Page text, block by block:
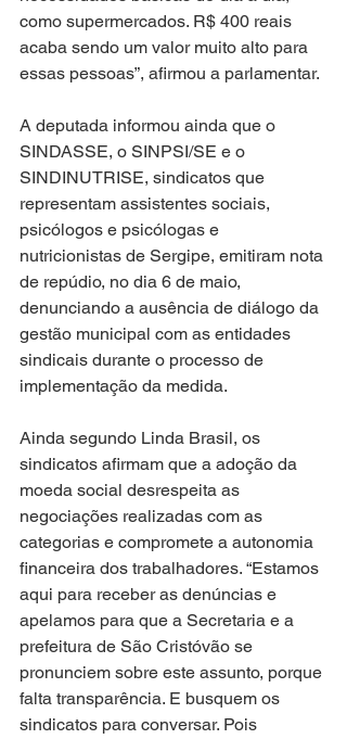
como supermercados. R$ 400 reais
acaba sendo um valor muito alto para
essas pessoas”, afirmou a parlamentar.
A deputada informou ainda que o
SINDASSE, o SINPSI/SE e o
SINDINUTRISE, sindicatos que
representam assistentes sociais,
psicólogos e psicólogas e
nutricionistas de Sergipe, emitiram nota
de repúdio, no dia 6 de maio,
denunciando a ausência de diálogo da
gestão municipal com as entidades
sindicais durante o processo de
implementação da medida.
Ainda segundo Linda Brasil, os
sindicatos afirmam que a adoção da
moeda social desrespeita as
negociações realizadas com as
categorias e compromete a autonomia
financeira dos trabalhadores. “Estamos
aqui para receber as denúncias e
apelamos para que a Secretaria e a
prefeitura de São Cristóvão se
pronunciem sobre este assunto, porque
falta transparência. E busquem os
sindicatos para conversar. Pois